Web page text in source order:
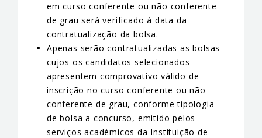
em curso conferente ou não conferente
de grau será verificado à data da
contratualização da bolsa.
Apenas serão contratualizadas as bolsas
cujos os candidatos selecionados
apresentem comprovativo válido de
inscrição no curso conferente ou não
conferente de grau, conforme tipologia
de bolsa a concurso, emitido pelos
serviços académicos da Instituição de